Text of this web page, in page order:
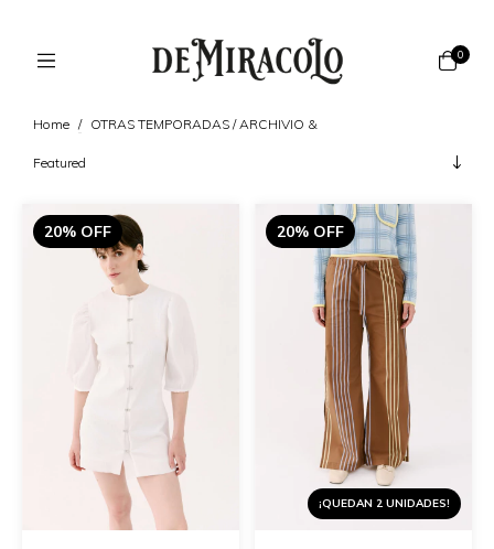
0
Home / OTRAS TEMPORADAS / ARCHIVIO &
20% OFF 20% OFF
¡QUEDAN 2 UNIDADES!